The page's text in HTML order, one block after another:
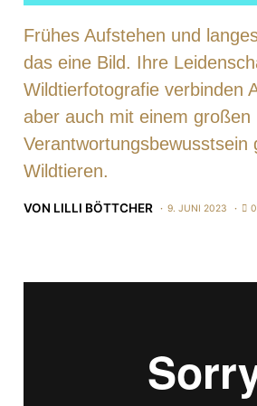
Frühes Aufstehen und
das eine Bild. Ihre
Wildtierfotografie verbinden
aber auch mit einem großen
Verantwortungsbewusstsein
Wildtieren.
VON LILLI BÖTTCHER 9. JUNI 2023